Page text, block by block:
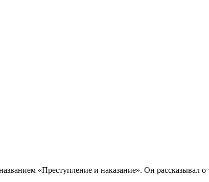
«Преступление и наказание». Он рассказывал